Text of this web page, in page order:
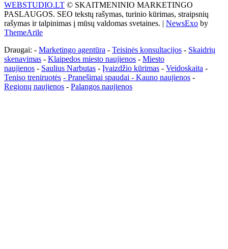
WEBSTUDIO.LT © SKAITMENINIO MARKETINGO
PASLAUGOS. SEO tekstų rašymas, turinio kūrimas, straipsnių
rašymas ir talpinimas į mūsų valdomas svetaines. | NewsExo by
ThemeArile
Draugai: - Marketingo agentūra - Teisinės konsultacijos - Skaidrių
skenavimas - Klaipedos miesto naujienos - Miesto
naujienos - Saulius Narbutas - Įvaizdžio kūrimas - Veidoskaita -
Teniso treniruotės - Pranešimai spaudai - Kauno naujienos -
Regionų naujienos - Palangos naujienos